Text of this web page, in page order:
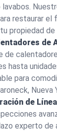
lavabos.
restaurar el
propiedad de
de
de
hasta
para
Nueva
de
experto de